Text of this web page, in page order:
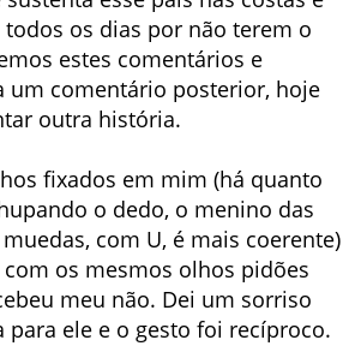
todos os dias por não terem o
estes comentários e
um comentário posterior, hoje
outra história.
fixados em mim (há quanto
o dedo, o menino das
com U, é mais coerente)
os mesmos olhos pidões
meu não. Dei um sorriso
para ele e o gesto foi recíproco.